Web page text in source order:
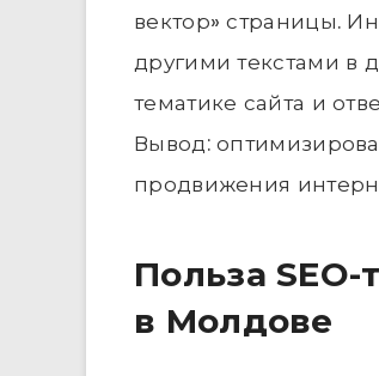
вектор» страницы.
другими текстами в
тематике сайта и
Вывод:
продвижения
Польза
в Молдове